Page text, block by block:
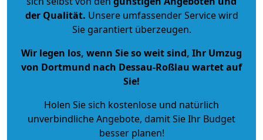
der Qualität. Unsere umfassender Service wird
Sie garantiert überzeugen.
Wir legen los, wenn Sie so weit sind, Ihr Umzug
von Dortmund nach Dessau-Roßlau wartet auf
Sie!
Holen Sie sich kostenlose und natürlich
unverbindliche Angebote, damit Sie Ihr Budget
besser planen!